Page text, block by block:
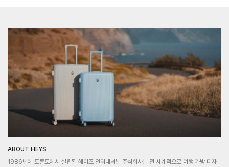
ABOUT HEYS
1986년에 토론토에서 설립된 헤이즈 인터내셔널 주식회사는 전 세계적으로 여행 가방 디자